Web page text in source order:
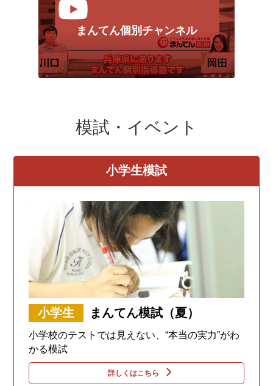
まんてん個別チャンネル
模試・イベント
小学生模試
小学生 まんてん模試（夏）
小学校のテストでは見えない、“本当の実力”がわ
かる模試
詳しくはこちら